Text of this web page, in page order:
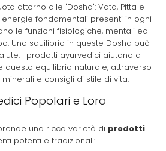
attorno alle 'Dosha': Vata, Pitta e
energie fondamentali presenti in ogni
le funzioni fisiologiche, mentali ed
Uno squilibrio in queste Dosha può
I prodotti ayurvedici aiutano a
questo equilibrio naturale, attraverso
e consigli di stile di vita.
Popolari e Loro
una ricca varietà di prodotti
potenti e tradizionali: